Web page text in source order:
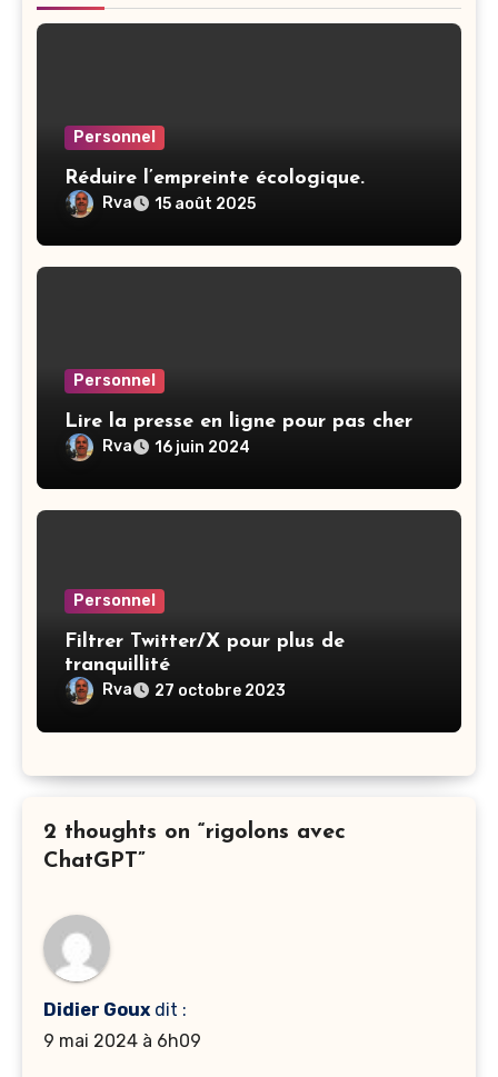
Personnel
Réduire l’empreinte écologique.
Rva 15 août 2025
Personnel
Lire la presse en ligne pour pas cher
Rva 16 juin 2024
Personnel
Filtrer Twitter/X pour plus de
tranquillité
Rva 27 octobre 2023
2 thoughts on “rigolons avec
ChatGPT”
Didier Goux dit :
9 mai 2024 à 6h09